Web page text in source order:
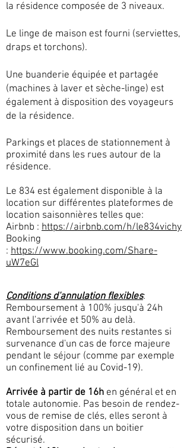
la résidence composée de 3 niveaux.
Le linge de maison est fourni (serviettes,
draps et torchons).
Une buanderie équipée et partagée
(machines à laver et sèche-linge) est
également à disposition des voyageurs
de la résidence.
Parkings et places de stationnement à
proximité dans les rues autour de la
résidence.
Le 834 est également disponible à la
location sur différentes plateformes de
location saisonnières telles que:
Airbnb : https://airbnb.com/h/le834vichy
Booking
: https://www.booking.com/Share-
uW7eGl
Conditions d'annulation flexibles:
Remboursement à 100% jusqu'à 24h
avant l'arrivée et 50% au delà.
Remboursement des nuits restantes si
survenance d'un cas de force majeure
pendant le séjour (comme par exemple
un confinement lié au Covid-19).
Arrivée à partir de 16h en général et en
totale autonomie. Pas besoin de rendez-
vous de remise de clés, elles seront à
votre disposition dans un boitier
sécurisé.